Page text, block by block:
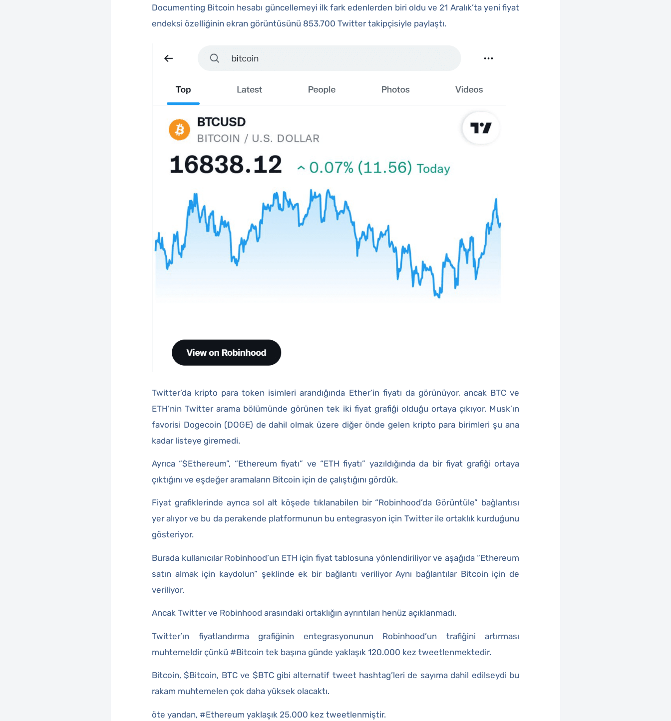
Documenting Bitcoin hesabı güncellemeyi ilk fark edenlerden biri oldu ve 21 Aralık’ta yeni fiyat
endeksi özelliğinin ekran görüntüsünü 853.700 Twitter takipçisiyle paylaştı.
Twitter’da kripto para token isimleri arandığında Ether’in fiyatı da görünüyor, ancak BTC ve
ETH’nin Twitter arama bölümünde görünen tek iki fiyat grafiği olduğu ortaya çıkıyor. Musk’ın
favorisi Dogecoin (DOGE) de dahil olmak üzere diğer önde gelen kripto para birimleri şu ana
kadar listeye giremedi.
Ayrıca “$Ethereum”, “Ethereum fiyatı” ve “ETH fiyatı” yazıldığında da bir fiyat grafiği ortaya
çıktığını ve eşdeğer aramaların Bitcoin için de çalıştığını gördük.
Fiyat grafiklerinde ayrıca sol alt köşede tıklanabilen bir “Robinhood’da Görüntüle” bağlantısı
yer alıyor ve bu da perakende platformunun bu entegrasyon için Twitter ile ortaklık kurduğunu
gösteriyor.
Burada kullanıcılar Robinhood’un ETH için fiyat tablosuna yönlendiriliyor ve aşağıda “Ethereum
satın almak için kaydolun” şeklinde ek bir bağlantı veriliyor Aynı bağlantılar Bitcoin için de
veriliyor.
Ancak Twitter ve Robinhood arasındaki ortaklığın ayrıntıları henüz açıklanmadı.
Twitter’ın fiyatlandırma grafiğinin entegrasyonunun Robinhood’un trafiğini artırması
muhtemeldir çünkü #Bitcoin tek başına günde yaklaşık 120.000 kez tweetlenmektedir.
Bitcoin, $Bitcoin, BTC ve $BTC gibi alternatif tweet hashtag’leri de sayıma dahil edilseydi bu
rakam muhtemelen çok daha yüksek olacaktı.
öte yandan, #Ethereum yaklaşık 25.000 kez tweetlenmiştir.